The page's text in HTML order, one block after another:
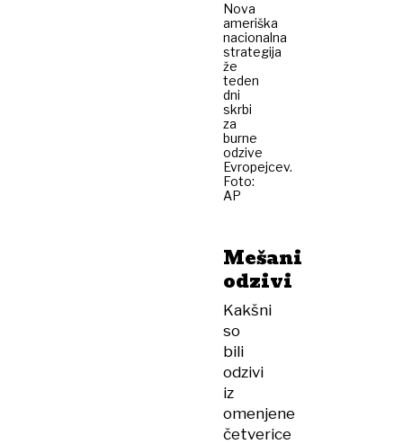
Nova
ameriška
nacionalna
strategija
že
teden
dni
skrbi
za
burne
odzive
Evropejcev.
Foto:
AP
Mešani
odzivi
Kakšni
so
bili
odzivi
iz
omenjene
četverice